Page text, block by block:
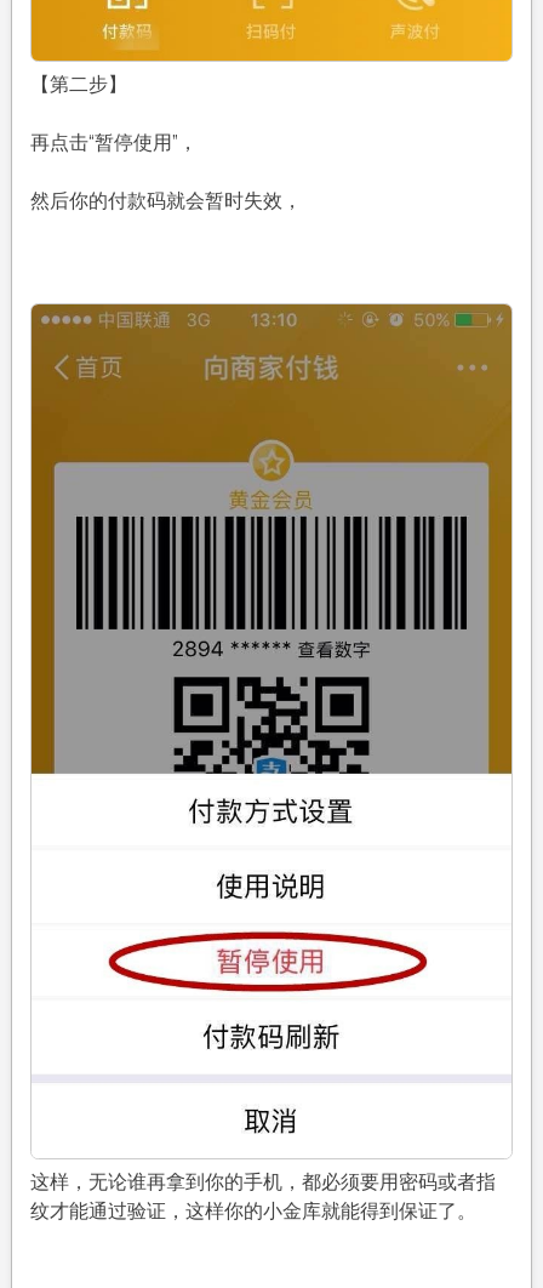
【第二步】
再点击“暂停使用”，
然后你的付款码就会暂时失效，
这样，无论谁再拿到你的手机，都必须要用密码或者指
纹才能通过验证，这样你的小金库就能得到保证了。